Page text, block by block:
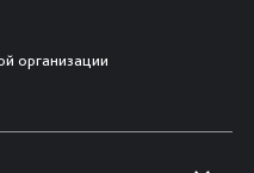
организации